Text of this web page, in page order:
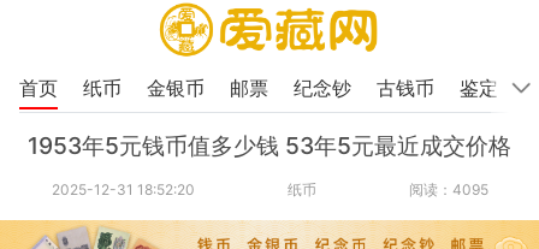
首页 纸币 金银币 邮票 纪念钞 古钱币 鉴定
1953年5元钱币值多少钱 53年5元最近成交价格
2025-12-31 18:52:20 纸币 阅读：4095